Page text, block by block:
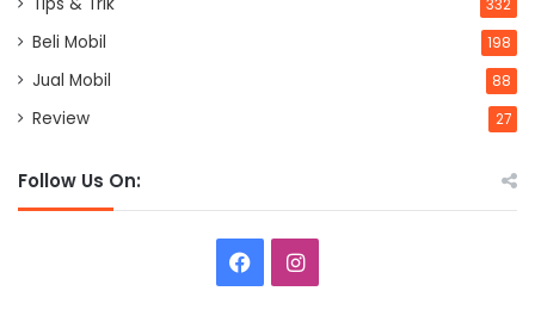
332
Beli Mobil 198
Jual Mobil 88
Review 27
Follow Us On:
FacebookInstagram